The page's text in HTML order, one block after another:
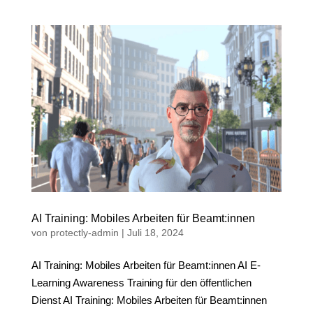
AI Training: Mobiles Arbeiten für Beamt:innen
von protectly-admin | Juli 18, 2024
AI Training: Mobiles Arbeiten für Beamt:innen AI E-
Learning Awareness Training für den öffentlichen
Dienst AI Training: Mobiles Arbeiten für Beamt:innen